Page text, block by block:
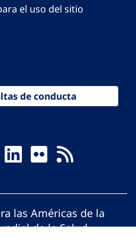
el uso del sitio
de conducta
las Américas de la
de la Salud